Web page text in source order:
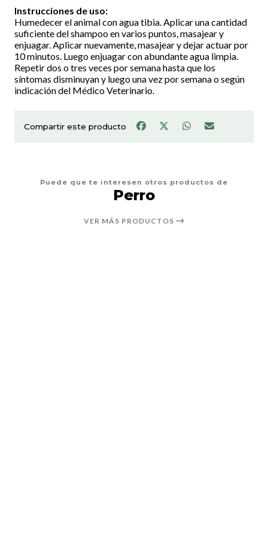
Instrucciones de uso:
Humedecer el animal con agua tibia. Aplicar una cantidad
suficiente del shampoo en varios puntos, masajear y
enjuagar. Aplicar nuevamente, masajear y dejar actuar por
10 minutos. Luego enjuagar con abundante agua limpia.
Repetir dos o tres veces por semana hasta que los
síntomas disminuyan y luego una vez por semana o según
indicación del Médico Veterinario.
Compartir este producto
Puede que te interesen otros productos de
Perro
VER MÁS PRODUCTOS